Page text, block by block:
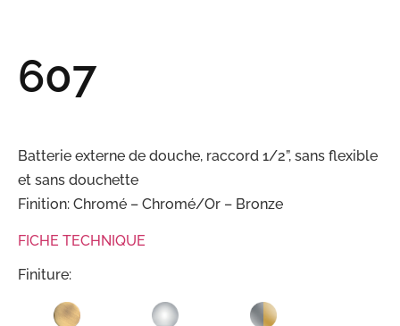
607
Batterie externe de douche, raccord 1/2”, sans flexible
et sans douchette
Finition: Chromé – Chromé/Or – Bronze
FICHE TECHNIQUE
Finiture: